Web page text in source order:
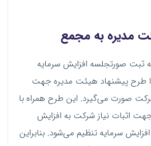
مدیره به مجمع
ثبت صورتجلسه افزایش سرمایه
طرح پیشنهاد هیئت مدیره جهت
صورت می‌گیرد. این طرح همراه با
اثبات نیاز شرکت به افزایش
سرمایه تنظیم می‌شود. بنابراین